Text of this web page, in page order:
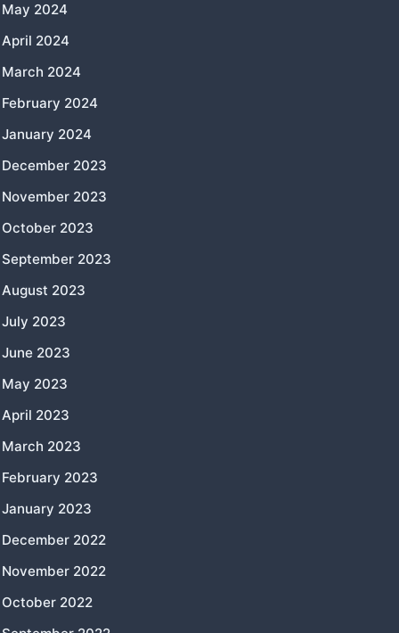
May 2024
April 2024
March 2024
February 2024
January 2024
December 2023
November 2023
October 2023
September 2023
August 2023
July 2023
June 2023
May 2023
April 2023
March 2023
February 2023
January 2023
December 2022
November 2022
October 2022